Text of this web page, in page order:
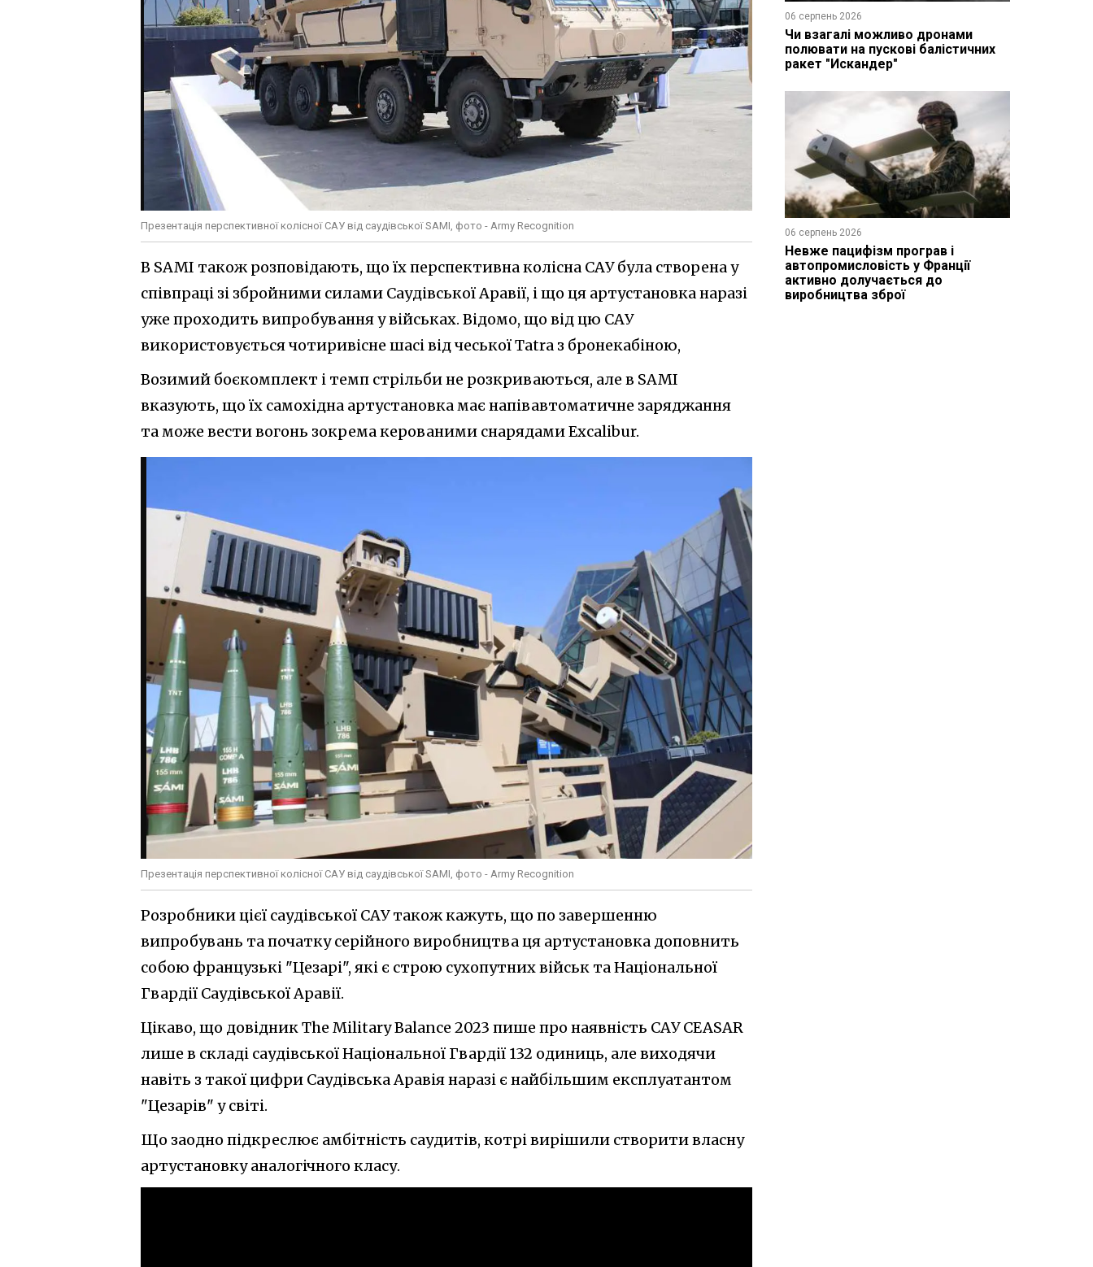
Презентація перспективної колісної САУ від саудівської SAMI, фото - Army Recognition
В SAMI також розповідають, що їх перспективна колісна САУ була створена у
співпраці зі збройними силами Саудівської Аравії, і що ця артустановка наразі
уже проходить випробування у військах. Відомо, що від цю САУ
використовується чотиривісне шасі від чеської Tatra з бронекабіною,
Возимий боєкомплект і темп стрільби не розкриваються, але в SAMI
вказують, що їх самохідна артустановка має напівавтоматичне заряджання
та може вести вогонь зокрема керованими снарядами Excalibur.
Презентація перспективної колісної САУ від саудівської SAMI, фото - Army Recognition
Розробники цієї саудівської САУ також кажуть, що по завершенню
випробувань та початку серійного виробництва ця артустановка доповнить
собою французькі "Цезарі", які є строю сухопутних військ та Національної
Гвардії Саудівської Аравії.
Цікаво, що довідник The Military Balance 2023 пише про наявність САУ CEASAR
лише в складі саудівської Національної Гвардії 132 одиниць, але виходячи
навіть з такої цифри Саудівська Аравія наразі є найбільшим експлуатантом
"Цезарів" у світі.
Що заодно підкреслює амбітність саудитів, котрі вирішили створити власну
артустановку аналогічного класу.
06 серпень 2026
Чи взагалі можливо дронами
полювати на пускові балістичних
ракет "Искандер"
06 серпень 2026
Невже пацифізм програв і
автопромисловість у Франції
активно долучається до
виробництва зброї